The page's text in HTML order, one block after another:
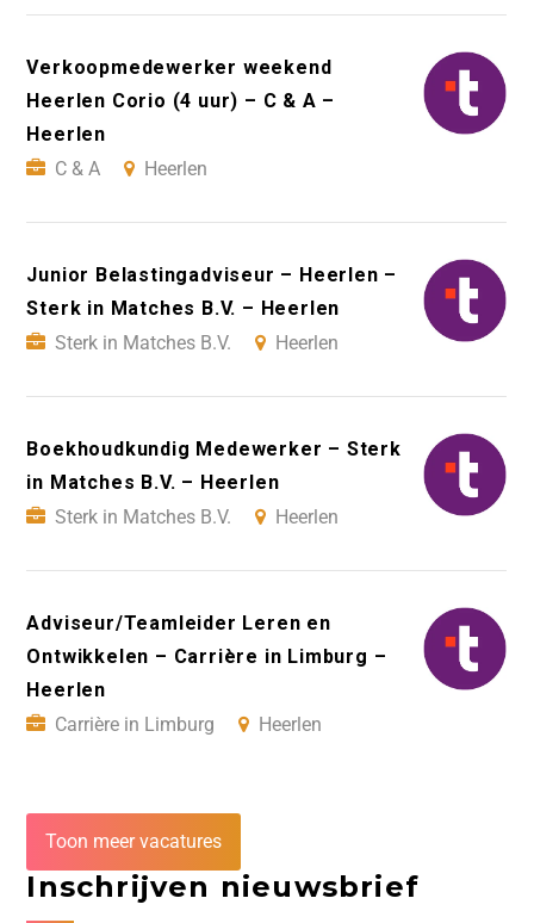
Verkoopmedewerker weekend
Heerlen Corio (4 uur) – C & A –
Heerlen
C & A
Heerlen
Junior Belastingadviseur – Heerlen –
Sterk in Matches B.V. – Heerlen
Sterk in Matches B.V.
Heerlen
Boekhoudkundig Medewerker – Sterk
in Matches B.V. – Heerlen
Sterk in Matches B.V.
Heerlen
Adviseur/Teamleider Leren en
Ontwikkelen – Carrière in Limburg –
Heerlen
Carrière in Limburg
Heerlen
Toon meer vacatures
Inschrijven nieuwsbrief